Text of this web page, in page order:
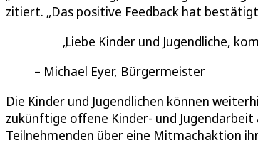
zitiert. „Das positive Feedback hat
Liebe Kinder und Jugendliche,
Michael Eyer, Bürgermeister
Die Kinder und Jugendlichen können
zukünftige offene Kinder- und
Teilnehmenden über eine Mitmachaktion